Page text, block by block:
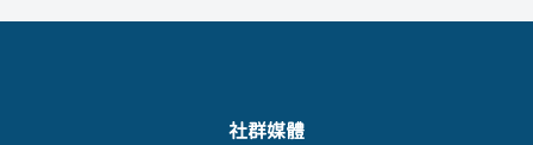
社群媒體